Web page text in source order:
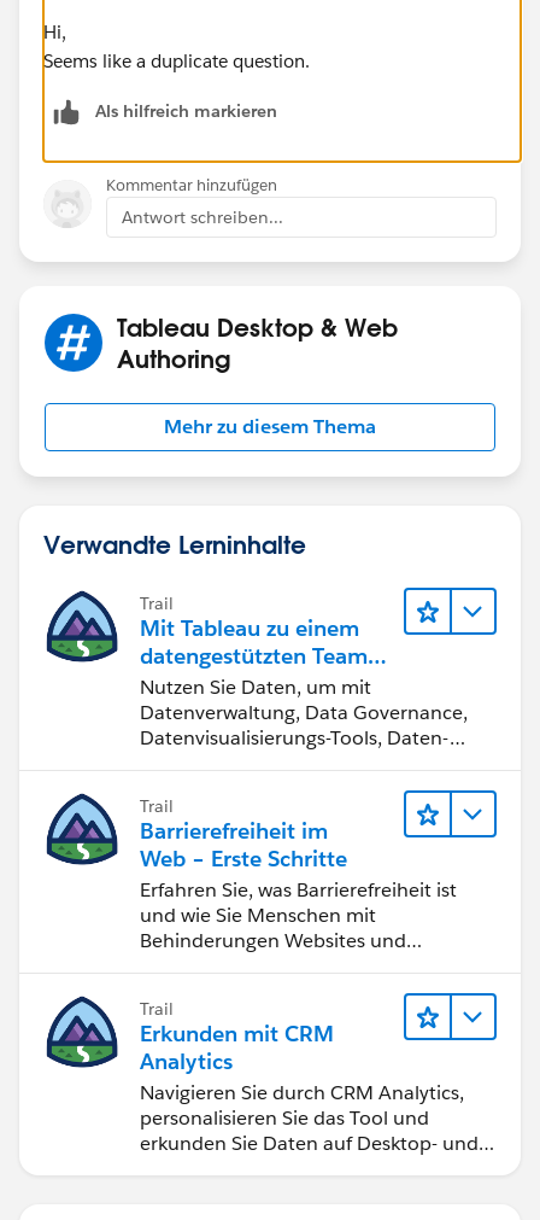
Hi,
Seems like a duplicate question.
Als hilfreich markieren
Kommentar hinzufügen
Antwort schreiben...
Tableau Desktop & Web
Authoring
Mehr zu diesem Thema
Verwandte Lerninhalte
Trail
Mit Tableau zu einem
datengestützten Team
werden
Nutzen Sie Daten, um mit
Datenverwaltung, Data Governance,
Datenvisualisierungs-Tools, Daten-
bessere Geschäftsergebnisse zu
erzielen.
Trail
Barrierefreiheit im
Web – Erste Schritte
Erfahren Sie, was Barrierefreiheit ist
und wie Sie Menschen mit
Behinderungen Websites und
Trail
Erkunden mit CRM
Analytics
Navigieren Sie durch CRM Analytics,
personalisieren Sie das Tool und
erkunden Sie Daten auf Desktop- und